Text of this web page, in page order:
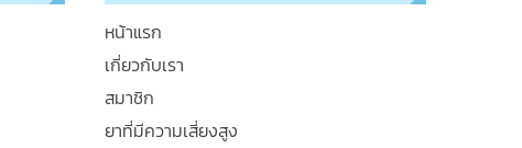
หน้าแรก
เกี่ยวกับเรา
สมาชิก
ยาที่มีความเสี่ยงสูง